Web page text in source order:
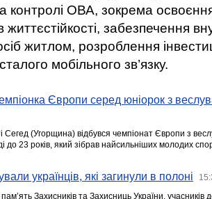
контролі ОВА, зокрема освоєння
життєстійкості, забезпечення
житлом, розроблення
мобільного зв’язку.
Європи серед юніорок з
Сегед (Угорщина) відбувся чемпіонат Європи з
до 23 років, який зібрав найсильніших молодих
українців, які загинули в полоні
Захисників та Захисниць України,